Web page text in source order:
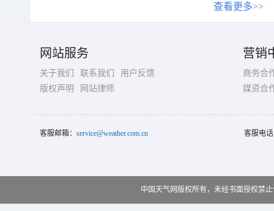
查看更多>>
网站服务
关于我们 联系我们
用户反馈
版权声明
网站律师
营销
商务合
媒资合
客服邮箱： service@weather.com.cn 客服电
中国天气网版权所有，未经书面授权